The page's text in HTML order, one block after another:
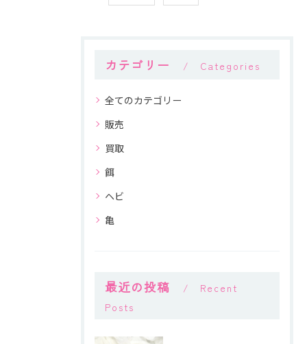
カテゴリー Categories
全てのカテゴリー
販売
買取
餌
ヘビ
亀
最近の投稿
Recent
Posts